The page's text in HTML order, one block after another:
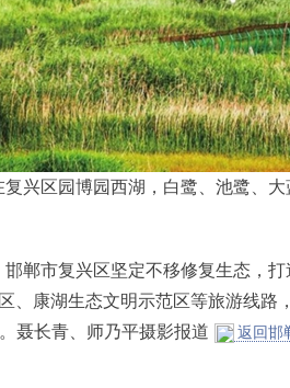
区园博园西湖，白鹭、池鹭、大
市复兴区坚定不移修复生态，打
、康湖生态文明示范区等旅游线路
。聂长青、师乃平摄影报道
返回邯